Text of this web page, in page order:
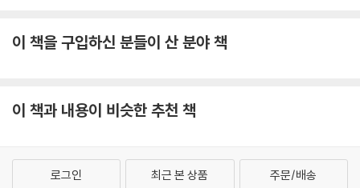
이 책을 구입하신 분들이 산 분야 책
이 책과 내용이 비슷한 추천 책
로그인 최근 본 상품 주문/배송